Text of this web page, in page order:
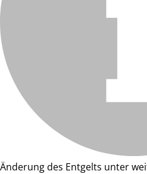
Änderung des Entgelts unter